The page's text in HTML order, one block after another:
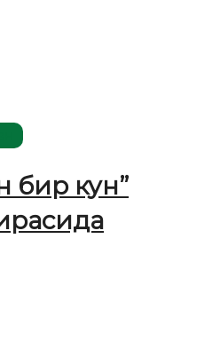
бир кун”